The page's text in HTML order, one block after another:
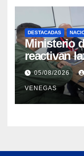
DESTACADAS
Ministerio
reactivan
05/08/2026
VENEGAS